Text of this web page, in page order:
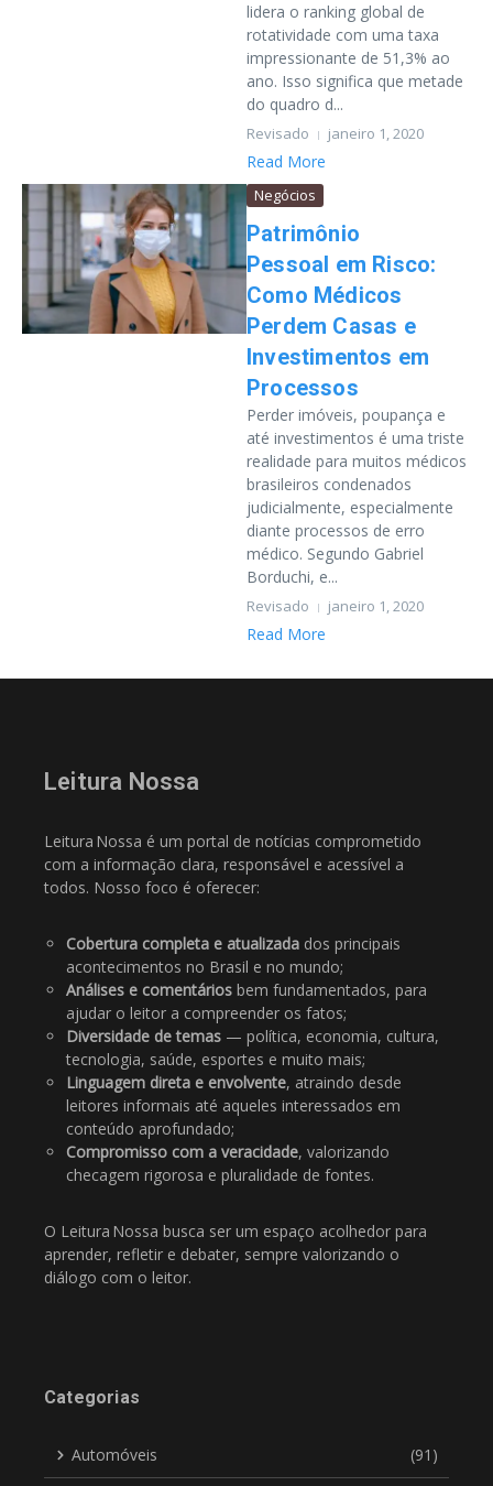
lidera o ranking global de
rotatividade com uma taxa
impressionante de 51,3% ao
ano. Isso significa que metade
do quadro d...
Revisado janeiro 1, 2020
Read More
Negócios
Patrimônio
Pessoal em Risco:
Como Médicos
Perdem Casas e
Investimentos em
Processos
Perder imóveis, poupança e
até investimentos é uma triste
realidade para muitos médicos
brasileiros condenados
judicialmente, especialmente
diante processos de erro
médico. Segundo Gabriel
Borduchi, e...
Revisado janeiro 1, 2020
Read More
Leitura Nossa
Leitura Nossa é um portal de notícias comprometido
com a informação clara, responsável e acessível a
todos. Nosso foco é oferecer:
Cobertura completa e atualizada dos principais
acontecimentos no Brasil e no mundo;
Análises e comentários bem fundamentados, para
ajudar o leitor a compreender os fatos;
Diversidade de temas — política, economia, cultura,
tecnologia, saúde, esportes e muito mais;
Linguagem direta e envolvente, atraindo desde
leitores informais até aqueles interessados em
conteúdo aprofundado;
Compromisso com a veracidade, valorizando
checagem rigorosa e pluralidade de fontes.
O Leitura Nossa busca ser um espaço acolhedor para
aprender, refletir e debater, sempre valorizando o
diálogo com o leitor.
Categorias
Automóveis (91)